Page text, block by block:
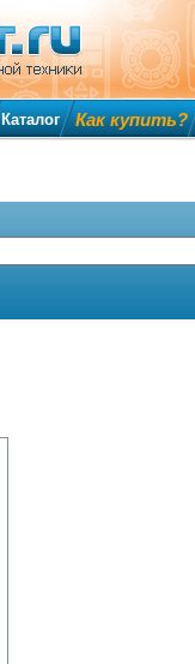
Каталог Как купить?